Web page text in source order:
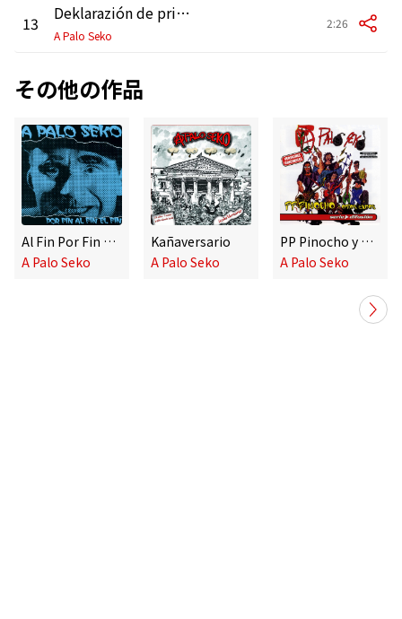
13 Deklarazión de prinzipios
A Palo Seko
2:26
その他の作品
Al Fin Por Fin El Fin
A Palo Seko
Kañaversario
A Palo Seko
PP Pinocho y otros éxitos
A Palo Seko